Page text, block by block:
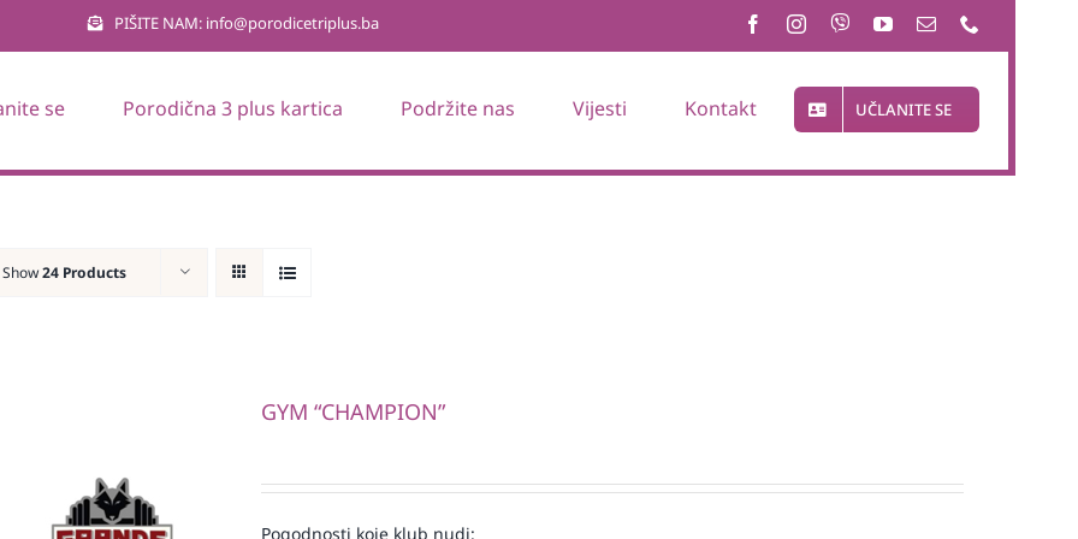
PIŠITE NAM: info@porodicetriplus.ba
se Porodična 3 plus kartica Podržite nas Vijesti Kontakt UČLANITE SE
Show24 Products
GYM “CHAMPION”
Pogodnosti koje klub nudi: